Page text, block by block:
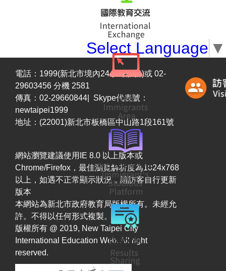
Select Language ▼
電話：1999(新北市境內24小時服務)或 02-
29603456 分機 2581
傳真：02-29660844| Skype代表號：
newtaipei1999
地址：(22001)新北市板橋區中山路1段161號
網站瀏覽建議使用IE 8.0 以上版本或
Chrome/Firefox，最佳瀏覽解析度為1024x768
以上，如遇不正常顯示狀況，請訪客自行更新
版本
本網站為新北市政府教育局版權所有。未經允
許。不得以任何形式複製。
版權所有 @ 2019, New Taipei City
International Education Web. All right
reserved.